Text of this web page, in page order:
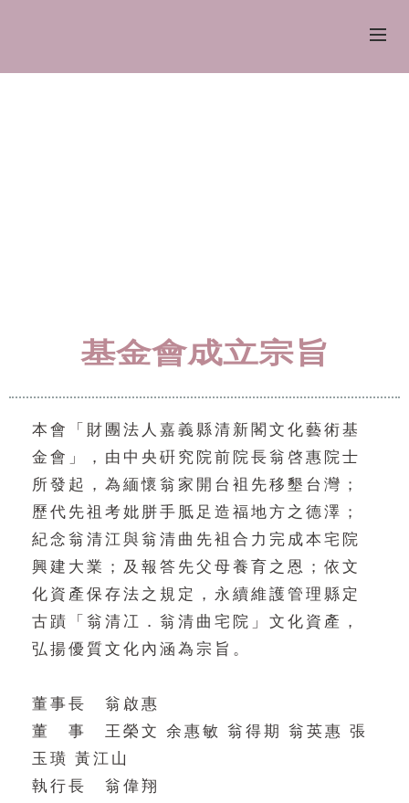
基金會成立宗旨
本會「財團法人嘉義縣清新閣文化藝術基
金會」，由中央硏究院前院長翁啓惠院士
所發起，為緬懷翁家開台袓先移墾台灣；
歷代先祖考妣胼手胝足造福地方之德澤；
紀念翁清江與翁清曲先袓合力完成本宅院
興建大業；及報答先父母養育之恩；依文
化資產保存法之規定，永續維護管理縣定
古蹟「翁清冮．翁清曲宅院」文化資產，
弘揚優質文化內涵為宗旨。
董事長 翁啟惠
董 事 王榮文 余惠敏 翁得期 翁英惠 張
玉璜 黃江山
執行長 翁偉翔